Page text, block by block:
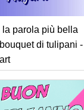
parola più bella
di tulipani -